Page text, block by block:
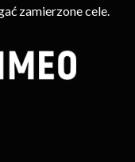
zamierzone cele.